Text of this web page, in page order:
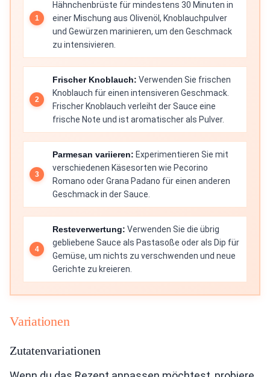
Hähnchenbrüste für mindestens 30 Minuten in
einer Mischung aus Olivenöl, Knoblauchpulver
und Gewürzen marinieren, um den Geschmack
zu intensivieren.
Frischer Knoblauch: Verwenden Sie frischen
Knoblauch für einen intensiveren Geschmack.
Frischer Knoblauch verleiht der Sauce eine
frische Note und ist aromatischer als Pulver.
Parmesan variieren: Experimentieren Sie mit
verschiedenen Käsesorten wie Pecorino
Romano oder Grana Padano für einen anderen
Geschmack in der Sauce.
Resteverwertung: Verwenden Sie die übrig
gebliebene Sauce als Pastasoße oder als Dip für
Gemüse, um nichts zu verschwenden und neue
Gerichte zu kreieren.
Variationen
Zutatenvariationen